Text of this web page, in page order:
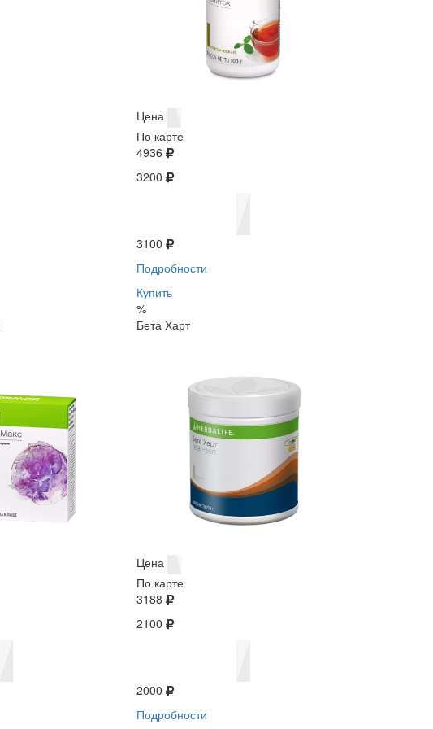
Цена
По карте
4936
3200
3100
Подробности
Купить
%
Бета Харт
Цена
По карте
3188
2100
2000
Подробности